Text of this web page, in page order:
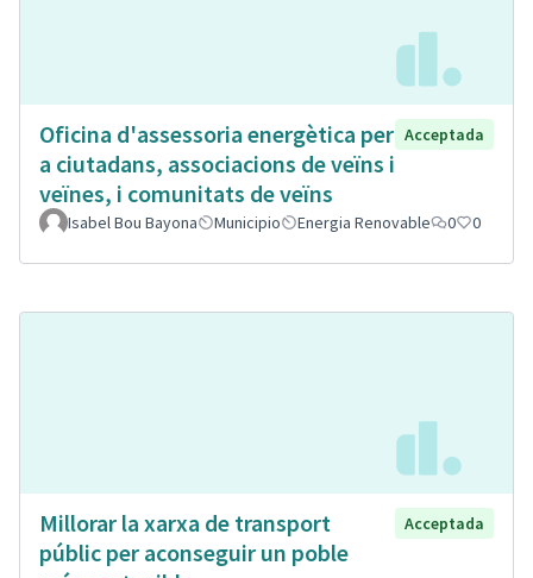
Oficina d'assessoria energètica per
a ciutadans, associacions de veïns i
veïnes, i comunitats de veïns
Acceptada
Isabel Bou Bayona Municipio Energia Renovable 0 0
Millorar la xarxa de transport
públic per aconseguir un poble
Acceptada